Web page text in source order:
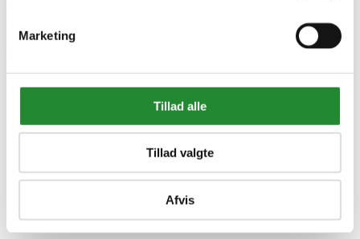
Marketing
Tillad alle
Tillad valgte
Afvis